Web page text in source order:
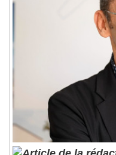
Playback Rate
Chapters
Subtitles
subtitles
settings
subtitles off
Audio Track